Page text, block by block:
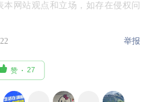
网站观点和立场，如存在侵权问
举报
赞 27